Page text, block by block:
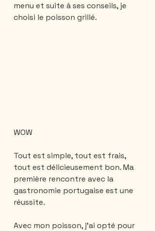
menu et suite à ses conseils, je
choisi le poisson grillé.
WOW
Tout est simple, tout est frais,
tout est délicieusement bon. Ma
première rencontre avec la
gastronomie portugaise est une
réussite.
Avec mon poisson, j'ai opté pour